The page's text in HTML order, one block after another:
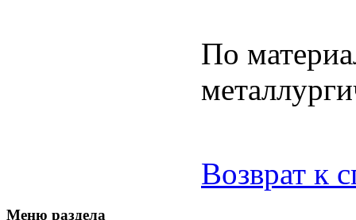
По
Возврат к
Меню раздела